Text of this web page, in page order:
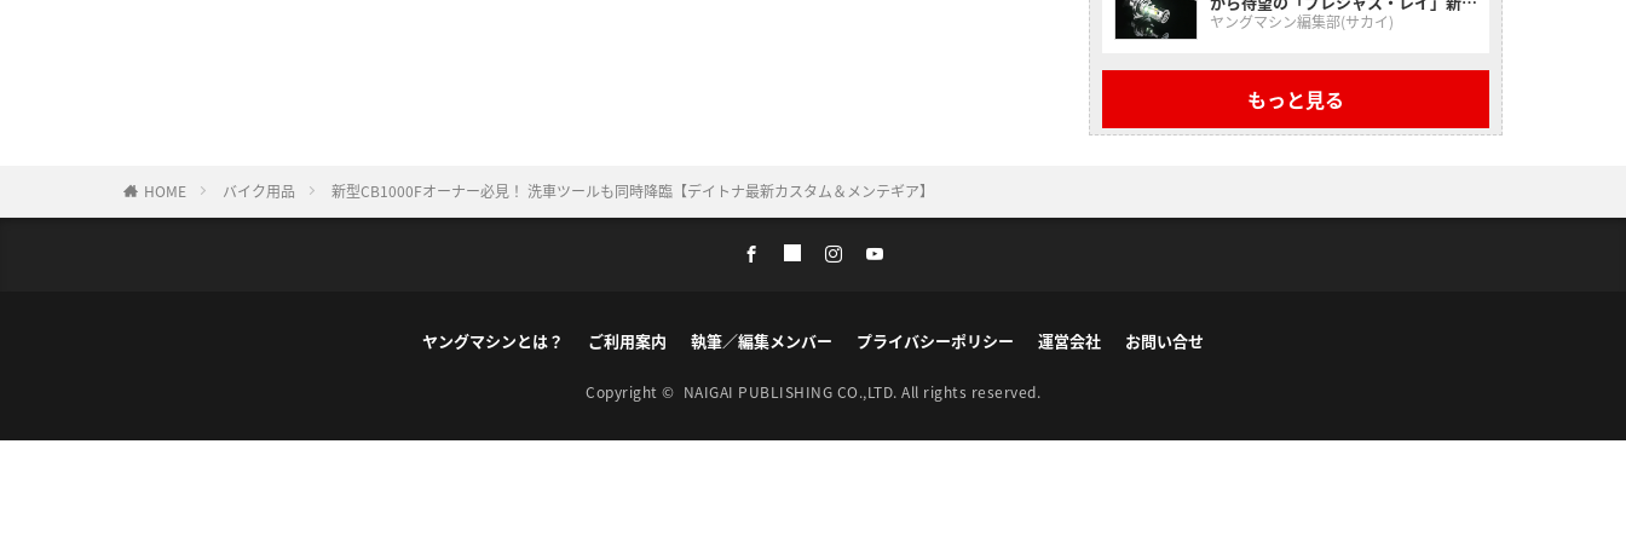
2モデルが降臨！
ヤングマシン編集部(サカイ)
もっと見る
HOME バイク用品 新型CB1000Fオーナー必見！ 洗車ツールも同時降臨【デイトナ最新カスタム＆メンテギア】
ヤングマシンとは？ ご利用案内 執筆／編集メンバー プライバシーポリシー 運営会社 お問い合せ
Copyright © NAIGAI PUBLISHING CO.,LTD. All rights reserved.